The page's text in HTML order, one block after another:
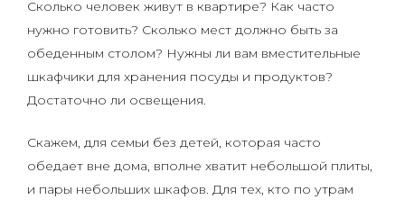
Сколько человек живут в квартире? Как часто
нужно готовить? Сколько мест должно быть за
обеденным столом? Нужны ли вам вместительные
шкафчики для хранения посуды и продуктов?
Достаточно ли освещения.
Скажем, для семьи без детей, которая часто
обедает вне дома, вполне хватит небольшой плиты,
и пары небольших шкафов. Для тех, кто по утрам